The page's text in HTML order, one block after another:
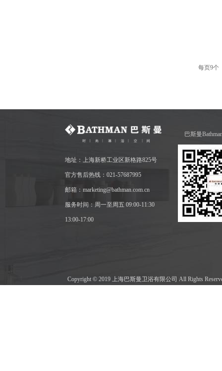
每页9个
地址：上海新桥工业区新格路825号
官方售后热线：021-57687995
邮箱：marketing@bathman.com.cn
服务时间：周一至周五 09:00-11:30
13:00-17:00
巴斯曼
Copyright © 2019 上海巴斯曼卫浴有限公司 All Rights